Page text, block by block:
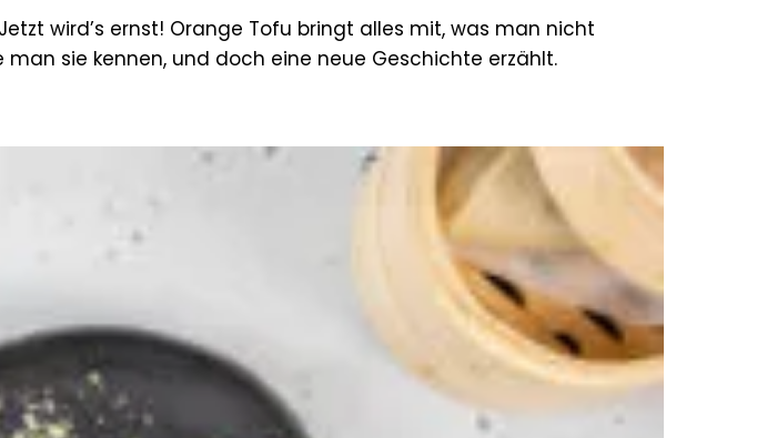
wird’s ernst! Orange Tofu bringt alles mit, was man nicht
sie kennen, und doch eine neue Geschichte erzählt.